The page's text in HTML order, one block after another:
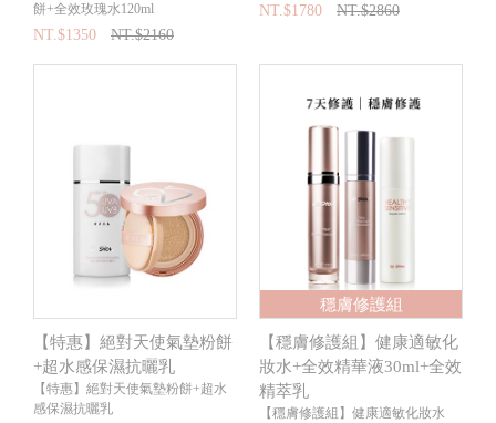
餅+全效玫瑰水120ml
NT.$1350 NT.$2160
NT.$1780 NT.$2860
【特惠】絕對天使氣墊粉餅
+超水感保濕抗曬乳
【特惠】絕對天使氣墊粉餅+超水
感保濕抗曬乳
穩膚修護組
【穩膚修護組】健康適敏化
妝水+全效精華液30ml+全效
精萃乳
【穩膚修護組】健康適敏化妝水